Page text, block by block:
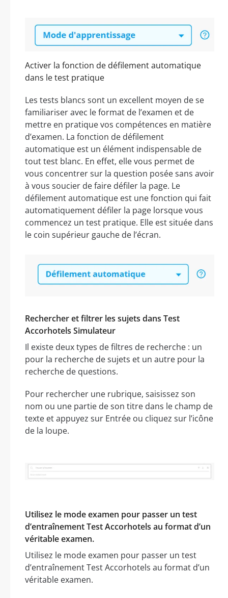
Activer la fonction de défilement automatique
dans le test pratique
Les tests blancs sont un excellent moyen de se
familiariser avec le format de l’examen et de
mettre en pratique vos compétences en matière
d’examen. La fonction de défilement
automatique est un élément indispensable de
tout test blanc. En effet, elle vous permet de
vous concentrer sur la question posée sans avoir
à vous soucier de faire défiler la page. Le
défilement automatique est une fonction qui fait
automatiquement défiler la page lorsque vous
commencez un test pratique. Elle est située dans
le coin supérieur gauche de l’écran.
Rechercher et filtrer les sujets dans Test
Accorhotels Simulateur
Il existe deux types de filtres de recherche : un
pour la recherche de sujets et un autre pour la
recherche de questions.
Pour rechercher une rubrique, saisissez son
nom ou une partie de son titre dans le champ de
texte et appuyez sur Entrée ou cliquez sur l’icône
de la loupe.
Utilisez le mode examen pour passer un test
d’entraînement Test Accorhotels au format d’un
véritable examen.
Utilisez le mode examen pour passer un test
d’entraînement Test Accorhotels au format d’un
véritable examen.